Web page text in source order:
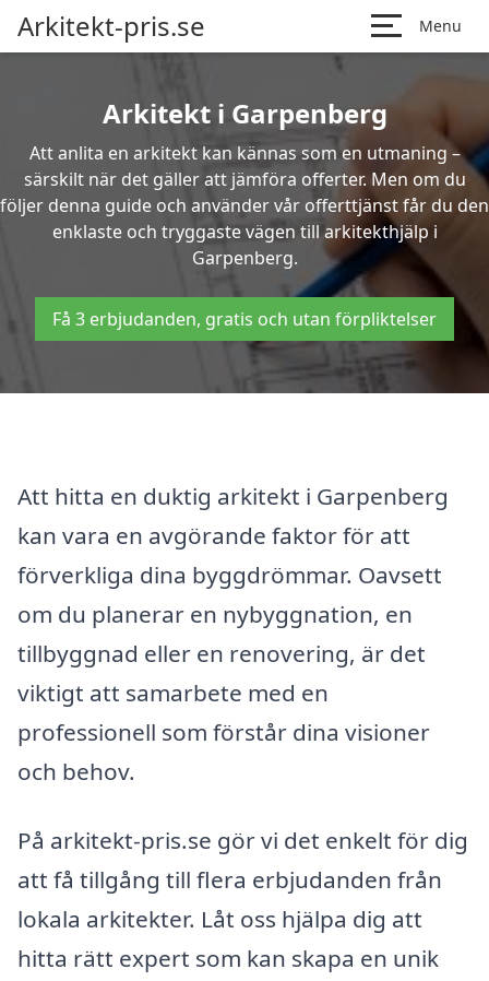
Arkitekt-pris.se Menu
Arkitekt i Garpenberg
Att anlita en arkitekt kan kännas som en utmaning –
särskilt när det gäller att jämföra offerter. Men om du
följer denna guide och använder vår offerttjänst får du den
enklaste och tryggaste vägen till arkitekthjälp i
Garpenberg.
Få 3 erbjudanden, gratis och utan förpliktelser
Att hitta en duktig arkitekt i Garpenberg
kan vara en avgörande faktor för att
förverkliga dina byggdrömmar. Oavsett
om du planerar en nybyggnation, en
tillbyggnad eller en renovering, är det
viktigt att samarbete med en
professionell som förstår dina visioner
och behov.
På arkitekt-pris.se gör vi det enkelt för dig
att få tillgång till flera erbjudanden från
lokala arkitekter. Låt oss hjälpa dig att
hitta rätt expert som kan skapa en unik